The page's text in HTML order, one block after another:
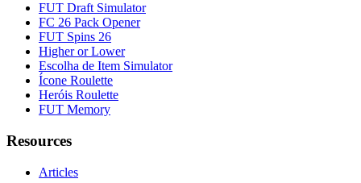
FUT Draft Simulator
FC 26 Pack Opener
FUT Spins 26
Higher or Lower
Escolha de Item Simulator
Ícone Roulette
Heróis Roulette
FUT Memory
Resources
Articles